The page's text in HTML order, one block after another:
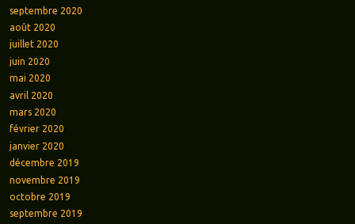
septembre 2020
août 2020
juillet 2020
juin 2020
mai 2020
avril 2020
mars 2020
février 2020
janvier 2020
décembre 2019
novembre 2019
octobre 2019
septembre 2019